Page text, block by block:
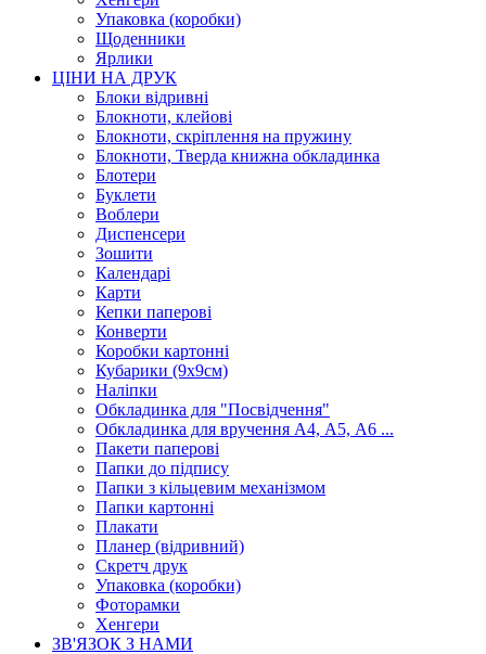
Упаковка (коробки)
Щоденники
Ярлики
ЦІНИ НА ДРУК
Блоки відривні
Блокноти, клейові
Блокноти, скріплення на пружину
Блокноти, Тверда книжна обкладинка
Блотери
Буклети
Воблери
Диспенсери
Зошити
Календарі
Карти
Кепки паперові
Конверти
Коробки картонні
Кубарики (9х9см)
Наліпки
Обкладинка для "Посвідчення"
Обкладинка для вручення А4, А5, А6 ...
Пакети паперові
Папки до підпису
Папки з кільцевим механізмом
Папки картонні
Плакати
Планер (відривний)
Скретч друк
Упаковка (коробки)
Фоторамки
Хенгери
ЗВ'ЯЗОК З НАМИ